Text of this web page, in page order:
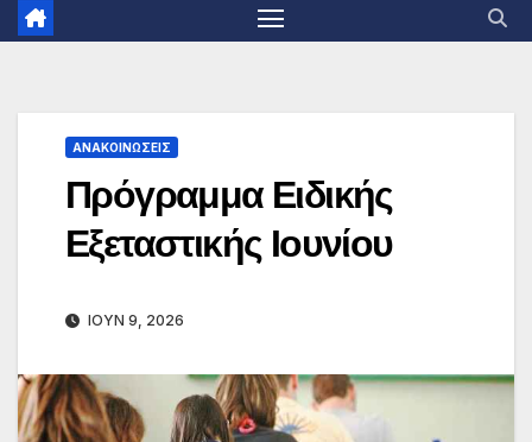
ΑΝΑΚΟΙΝΏΣΕΙΣ
Πρόγραμμα Ειδικής
Εξεταστικής Ιουνίου
ΙΟΎΝ 9, 2026